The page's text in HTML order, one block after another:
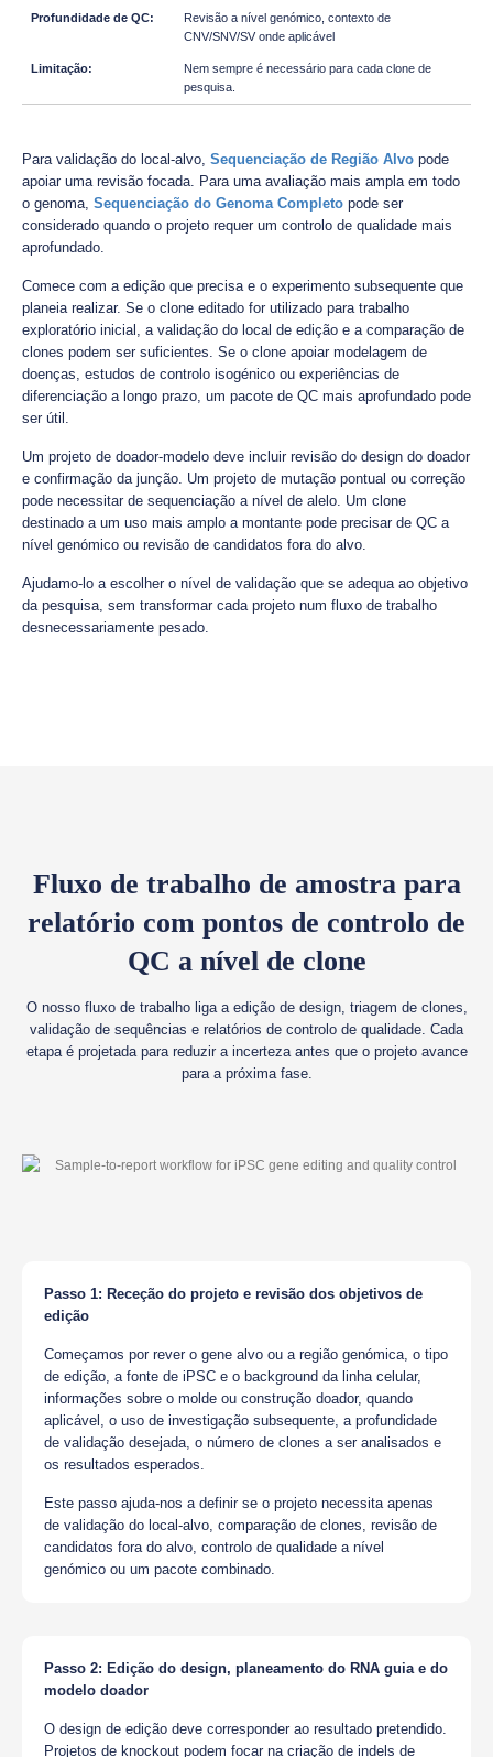
Revisão a nível genómico, contexto de
CNV/SNV/SV onde aplicável
Nem sempre é necessário para cada clone de
pesquisa.
Para validação do local-alvo, Sequenciação de Região Alvo pode
apoiar uma revisão focada. Para uma avaliação mais ampla em todo
o genoma, Sequenciação do Genoma Completo pode ser
considerado quando o projeto requer um controlo de qualidade mais
aprofundado.
Comece com a edição que precisa e o experimento subsequente que
planeia realizar. Se o clone editado for utilizado para trabalho
exploratório inicial, a validação do local de edição e a comparação de
clones podem ser suficientes. Se o clone apoiar modelagem de
doenças, estudos de controlo isogénico ou experiências de
diferenciação a longo prazo, um pacote de QC mais aprofundado pode
ser útil.
Um projeto de doador-modelo deve incluir revisão do design do doador
e confirmação da junção. Um projeto de mutação pontual ou correção
pode necessitar de sequenciação a nível de alelo. Um clone
destinado a um uso mais amplo a montante pode precisar de QC a
nível genómico ou revisão de candidatos fora do alvo.
Ajudamo-lo a escolher o nível de validação que se adequa ao objetivo
da pesquisa, sem transformar cada projeto num fluxo de trabalho
desnecessariamente pesado.
Fluxo de trabalho de amostra para
relatório com pontos de controlo de
QC a nível de clone
O nosso fluxo de trabalho liga a edição de design, triagem de clones,
validação de sequências e relatórios de controlo de qualidade. Cada
etapa é projetada para reduzir a incerteza antes que o projeto avance
para a próxima fase.
Passo 1: Receção do projeto e revisão dos objetivos de
edição
Começamos por rever o gene alvo ou a região genómica, o tipo
de edição, a fonte de iPSC e o background da linha celular,
informações sobre o molde ou construção doador, quando
aplicável, o uso de investigação subsequente, a profundidade
de validação desejada, o número de clones a ser analisados e
os resultados esperados.
Este passo ajuda-nos a definir se o projeto necessita apenas
de validação do local-alvo, comparação de clones, revisão de
candidatos fora do alvo, controlo de qualidade a nível
genómico ou um pacote combinado.
Passo 2: Edição do design, planeamento do RNA guia e do
modelo doador
O design de edição deve corresponder ao resultado pretendido.
Projetos de knockout podem focar na criação de indels de